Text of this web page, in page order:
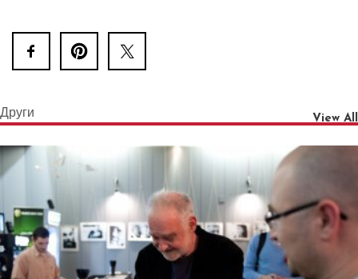
Други View All